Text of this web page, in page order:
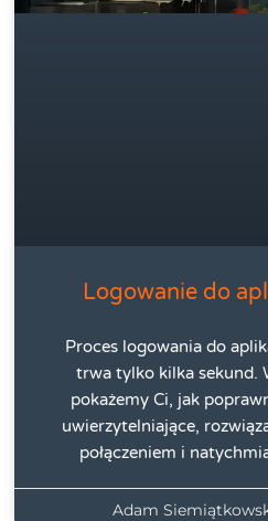
Logowanie do
Proces logowania do
trwa tylko kilka sekund.
pokażemy Ci, jak
uwierzytelniające,
połączeniem i
Adam